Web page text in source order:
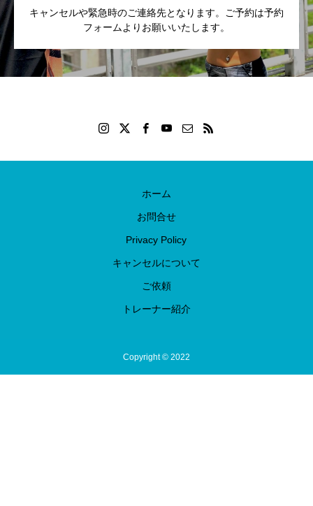
キャンセルや緊急時のご連絡先となります。ご予約は予約
フォームよりお願いいたします。
ホーム
お問合せ
Privacy Policy
キャンセルについて
ご依頼
トレーナー紹介
Copyright © 2022